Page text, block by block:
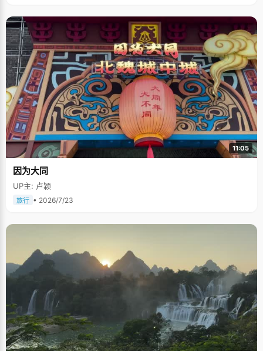
11:05
因为大同
UP主: 卢颖
旅行 • 2026/7/23